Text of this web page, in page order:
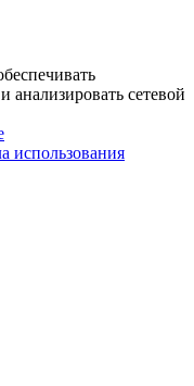
анализировать сетевой
использования